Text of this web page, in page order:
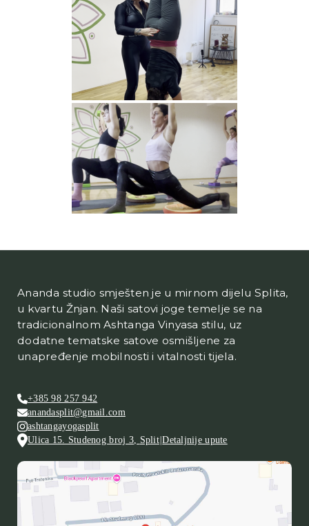
Ananda studio smješten je u mirnom dijelu Splita,
u kvartu Žnjan. Naši satovi joge temelje se na
tradicionalnom Ashtanga Vinyasa stilu, uz
dodatne tematske satove osmišljene za
unapređenje mobilnosti i vitalnosti tijela.
+385 98 257 942
anandasplit@gmail.com
ashtangayogasplit
Ulica 15. Studenog broj 3
Split|Detaljnije upute